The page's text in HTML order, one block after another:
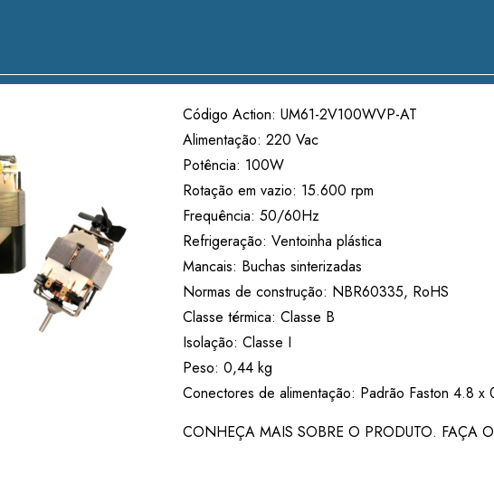
Código Action: UM61-2V100WVP-AT
Alimentação: 220 Vac
Potência: 100W
Rotação em vazio: 15.600 rpm
Frequência: 50/60Hz
Refrigeração: Ventoinha plástica
Mancais: Buchas sinterizadas
Normas de construção: NBR60335, RoHS
Classe térmica: Classe B
Isolação: Classe I
Peso: 0,44 kg
Conectores de alimentação: Padrão Faston 4.8 x
CONHEÇA MAIS SOBRE O PRODUTO. FAÇA